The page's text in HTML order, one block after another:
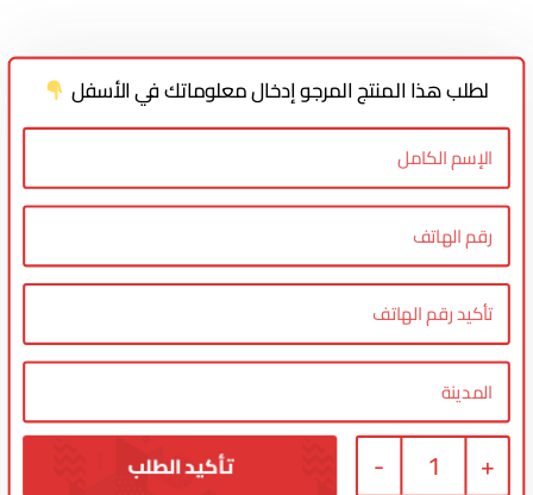
لطلب هذا المنتج المرجو إدخال معلوماتك في الأسفل
+
1
-